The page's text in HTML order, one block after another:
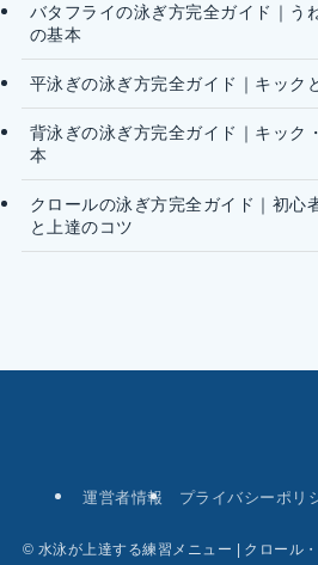
バタフライの泳ぎ方完全ガイド｜う
の基本
平泳ぎの泳ぎ方完全ガイド｜キック
背泳ぎの泳ぎ方完全ガイド｜キック
本
クロールの泳ぎ方完全ガイド｜初心
と上達のコツ
運営者情報 プライバシーポリ
© 水泳が上達する練習メニュー | クロール